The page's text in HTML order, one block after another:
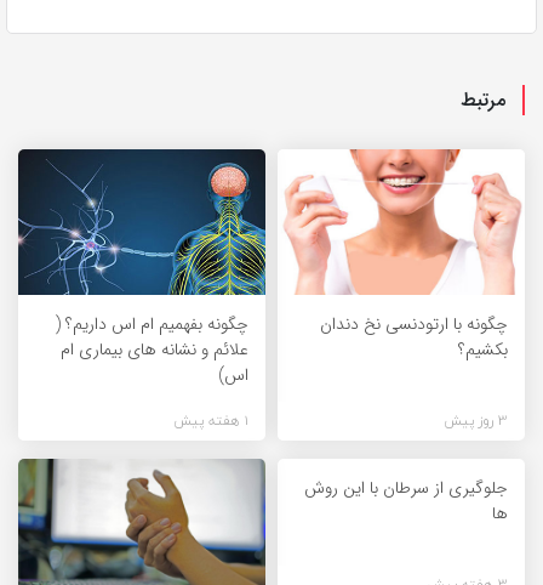
مرتبط
چگونه با ارتودنسی نخ دندان
بکشیم؟
3 روز پیش
چگونه بفهمیم ام اس داریم؟ (
علائم و نشانه های بیماری ام
اس)
1 هفته پیش
جلوگیری از سرطان با این روش
ها